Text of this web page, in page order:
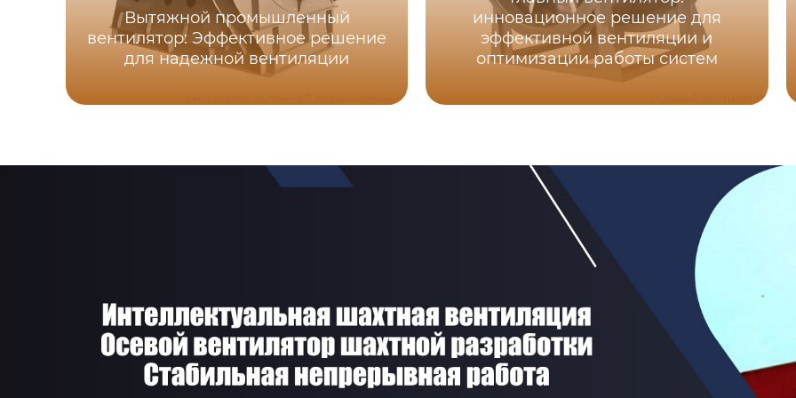
Вытяжной промышленный
вентилятор: Эффективное решение
для надежной вентиляции
инновационное решение для
эффективной вентиляции и
оптимизации работы систем